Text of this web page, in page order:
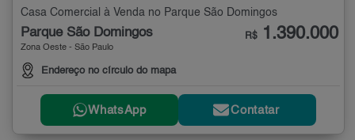
Casa Comercial à Venda no Parque São Domingos
Parque São Domingos
Zona Oeste - São Paulo
Endereço no círculo do mapa
R$ 1.390.000
WhatsApp Contatar